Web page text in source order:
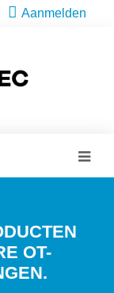
Aanmelden
OT-